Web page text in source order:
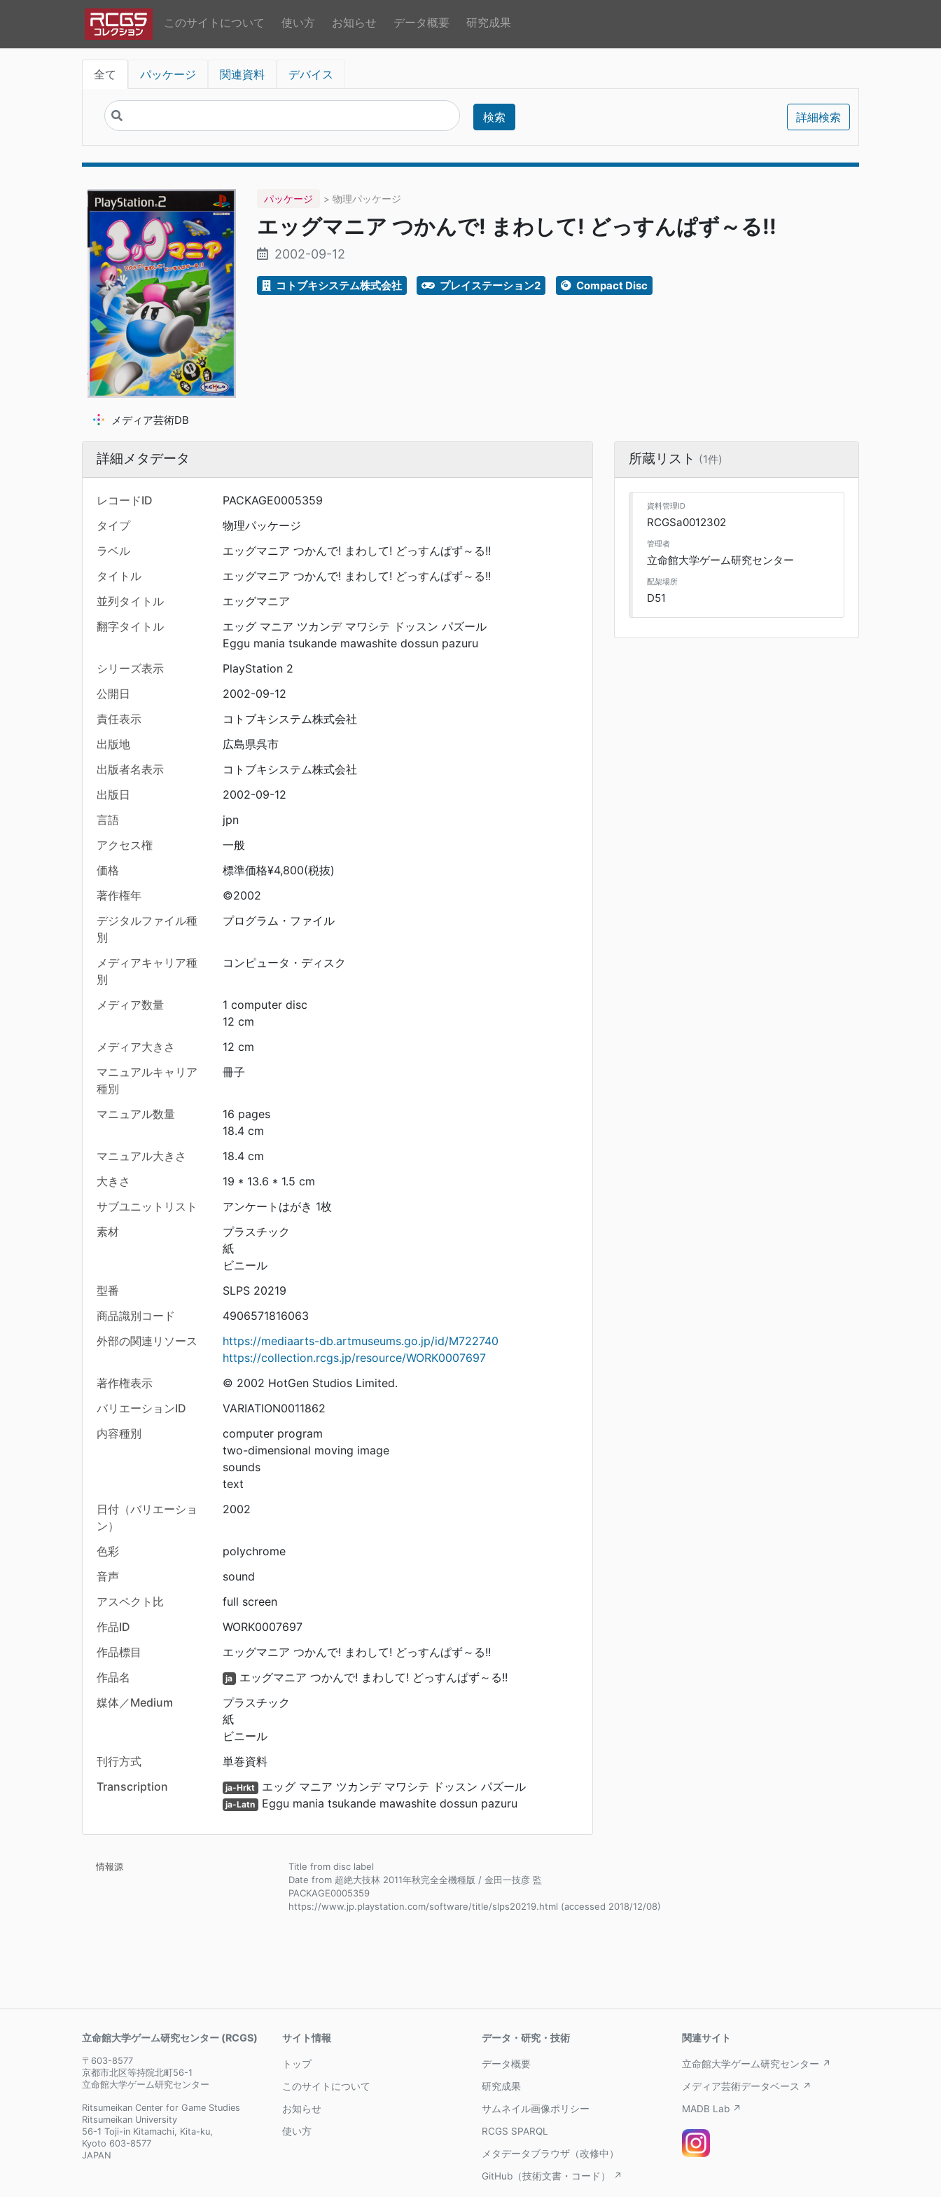
このサイトについて 使い方 お知らせ データ概要 研究成果
全て パッケージ 関連資料 デバイス
検索 詳細検索
パッケージ > 物理パッケージ
エッグマニア つかんで! まわして! どっすんぱず～る!!
2002-09-12
コトブキシステム株式会社 プレイステーション2 Compact Disc
メディア芸術DB
詳細メタデータ
レコードID
PACKAGE0005359
タイプ
物理パッケージ
ラベル
エッグマニア つかんで! まわして! どっすんぱず～る!!
タイトル
エッグマニア つかんで! まわして! どっすんぱず～る!!
並列タイトル
エッグマニア
翻字タイトル
エッグ マニア ツカンデ マワシテ ドッスン パズール
Eggu mania tsukande mawashite dossun pazuru
シリーズ表示
PlayStation 2
公開日
2002-09-12
責任表示
コトブキシステム株式会社
出版地
広島県呉市
出版者名表示
コトブキシステム株式会社
出版日
2002-09-12
言語
jpn
アクセス権
一般
価格
標準価格¥4,800(税抜)
著作権年
©2002
デジタルファイル種
別
プログラム・ファイル
メディアキャリア種
別
コンピュータ・ディスク
メディア数量
1 computer disc
12 cm
メディア大きさ
12 cm
マニュアルキャリア
種別
冊子
マニュアル数量
16 pages
18.4 cm
マニュアル大きさ
18.4 cm
大きさ
19 * 13.6 * 1.5 cm
サブユニットリスト
アンケートはがき 1枚
素材
プラスチック
紙
ビニール
型番
SLPS 20219
商品識別コード
4906571816063
外部の関連リソース
https://mediaarts-db.artmuseums.go.jp/id/M722740
https://collection.rcgs.jp/resource/WORK0007697
著作権表示
© 2002 HotGen Studios Limited.
バリエーションID
VARIATION0011862
内容種別
computer program
two-dimensional moving image
sounds
text
日付（バリエーショ
ン）
2002
色彩
polychrome
音声
sound
アスペクト比
full screen
作品ID
WORK0007697
作品標目
エッグマニア つかんで! まわして! どっすんぱず～る!!
作品名
ja
エッグマニア つかんで! まわして! どっすんぱず～る!!
媒体／Medium
プラスチック
紙
ビニール
刊行方式
単巻資料
Transcription
ja-Hrkt エッグ マニア ツカンデ マワシテ ドッスン パズール
ja-Latn Eggu mania tsukande mawashite dossun pazuru
所蔵リスト (1件)
資料管理ID
RCGSa0012302
管理者
立命館大学ゲーム研究センター
配架場所
D51
情報源
Title from disc label
Date from 超絶大技林 2011年秋完全全機種版 / 金田一技彦 監
PACKAGE0005359
https://www.jp.playstation.com/software/title/slps20219.html (accessed 2018/12/08)
立命館大学ゲーム研究センター (RCGS)
〒603-8577
京都市北区等持院北町56-1
立命館大学ゲーム研究センター
Ritsumeikan Center for Game Studies
Ritsumeikan University
56-1 Toji-in Kitamachi, Kita-ku,
Kyoto 603-8577
JAPAN
サイト情報
トップ
このサイトについて
お知らせ
使い方
データ・研究・技術
データ概要
研究成果
サムネイル画像ポリシー
RCGS SPARQL
メタデータブラウザ（改修中）
GitHub（技術文書・コード） ↗
関連サイト
立命館大学ゲーム研究センター ↗
メディア芸術データベース ↗
MADB Lab ↗